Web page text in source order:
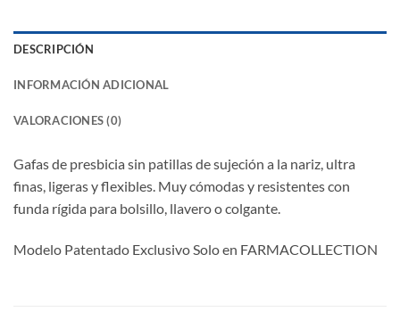
DESCRIPCIÓN
INFORMACIÓN ADICIONAL
VALORACIONES (0)
Gafas de presbicia sin patillas de sujeción a la nariz, ultra
finas, ligeras y flexibles. Muy cómodas y resistentes con
funda rígida para bolsillo, llavero o colgante.
Modelo Patentado Exclusivo Solo en FARMACOLLECTION